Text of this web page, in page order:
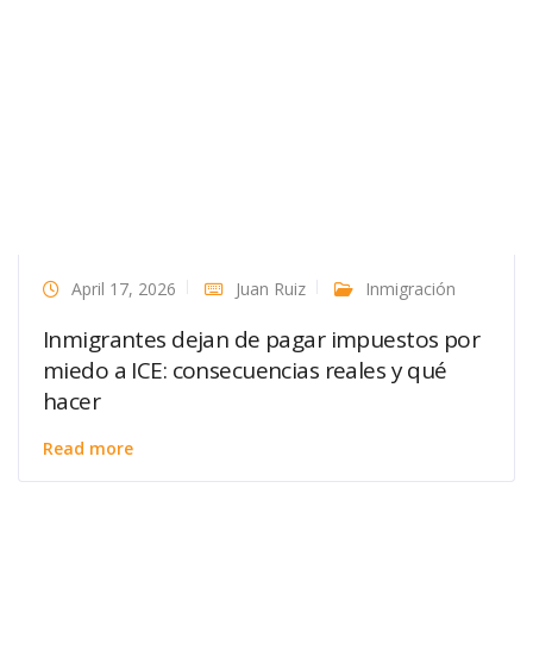
April 17, 2026 Juan Ruiz Inmigración
Inmigrantes dejan de pagar impuestos por
miedo a ICE: consecuencias reales y qué
hacer
Read more